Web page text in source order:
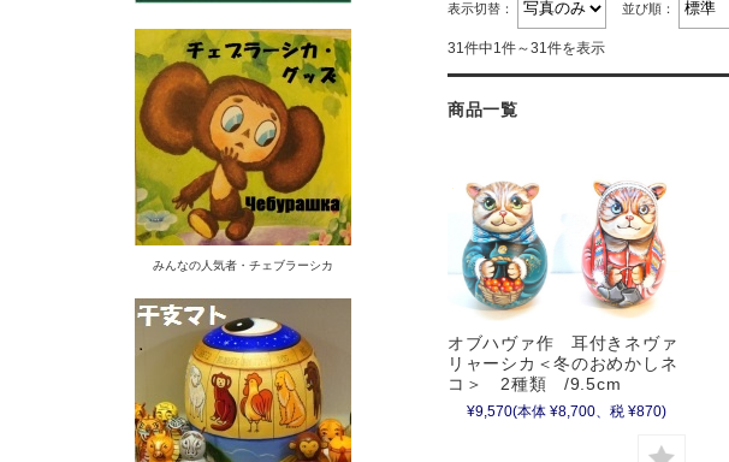
表示切替： 並び順：
31件中1件～31件を表示
商品一覧
オブハヴァ作 耳付きネヴァ
リャーシカ＜冬のおめかしネ
コ＞ 2種類 /9.5cm
¥9,570(本体 ¥8,700、税 ¥870)
みんなの人気者・チェブラーシカ